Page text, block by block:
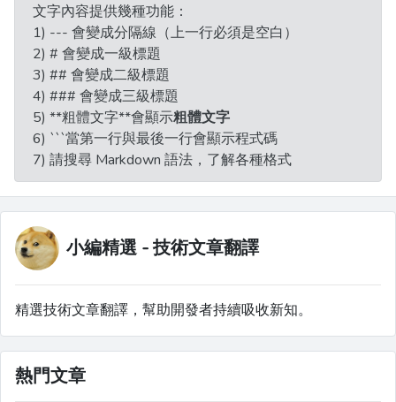
文字內容提供幾種功能：
1) --- 會變成分隔線（上一行必須是空白）
2) # 會變成一級標題
3) ## 會變成二級標題
4) ### 會變成三級標題
5) **粗體文字**會顯示粗體文字
6) ```當第一行與最後一行會顯示程式碼
7) 請搜尋 Markdown 語法，了解各種格式
小編精選 - 技術文章翻譯
精選技術文章翻譯，幫助開發者持續吸收新知。
熱門文章